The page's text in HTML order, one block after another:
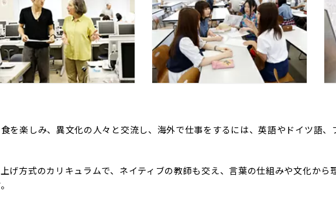
を楽しみ、異文化の人々と交流し、海外で仕事をするには、英語やドイツ語、
げ方式のカリキュラムで、ネイティブの教師も交え、言葉の仕組みや文化から